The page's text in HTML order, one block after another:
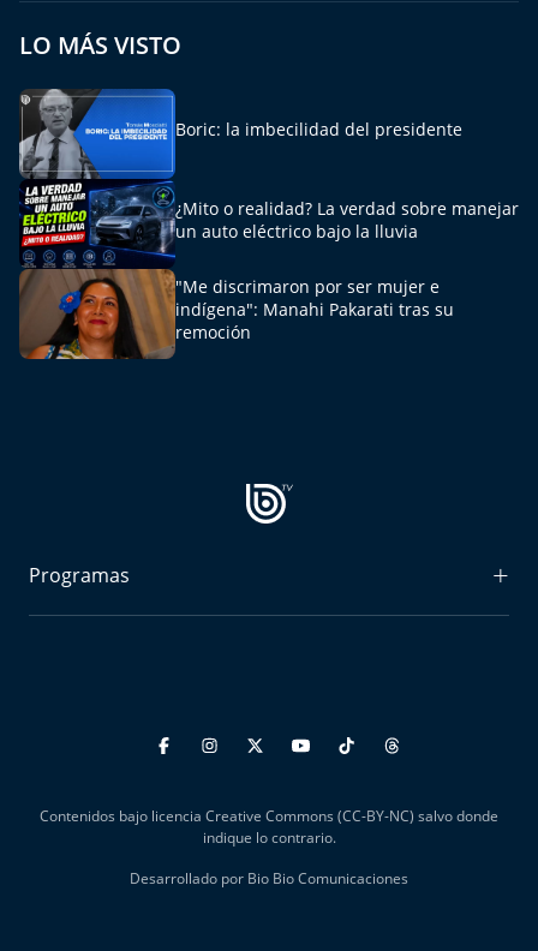
LO MÁS VISTO
Boric: la imbecilidad del presidente
¿Mito o realidad? La verdad sobre manejar
un auto eléctrico bajo la lluvia
"Me discrimaron por ser mujer e
indígena": Manahi Pakarati tras su
remoción
Programas
Podría Ser Peor
Entrevistas BioBioTV
Comentarios de Tomás Mosciatti
Contenidos bajo licencia Creative Commons (CC-BY-NC) salvo donde
indique lo contrario.
Desarrollado por Bio Bio Comunicaciones